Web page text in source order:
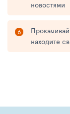
новостями
находите